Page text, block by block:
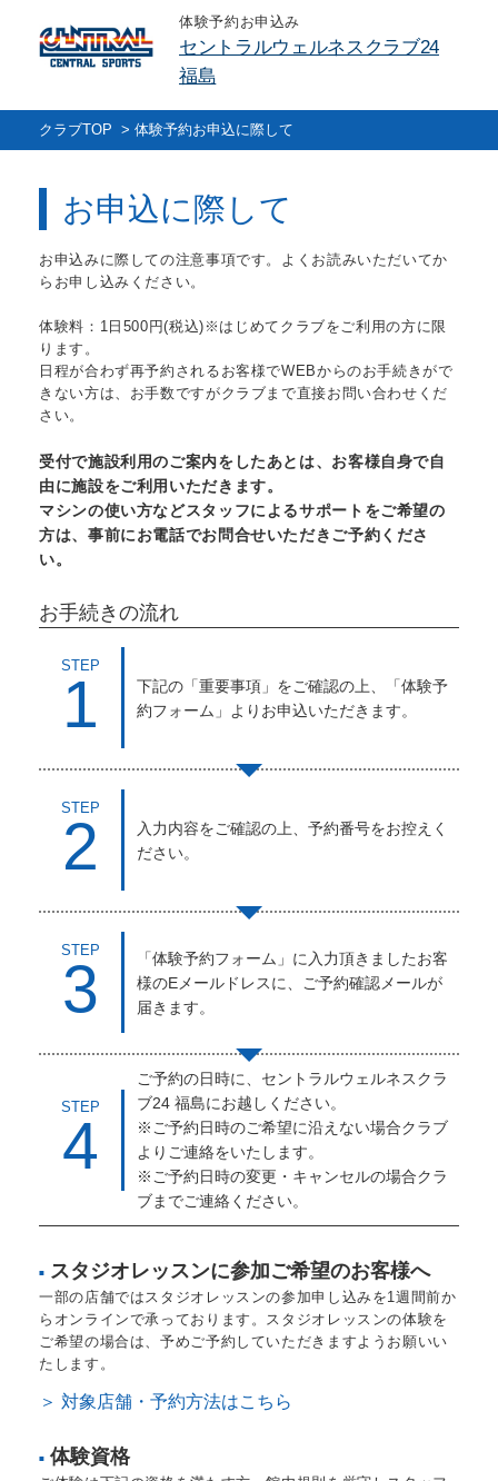
体験予約お申込み
セントラルウェルネスクラブ24
福島
クラブTOP > 体験予約お申込に際して
お申込に際して
お申込みに際しての注意事項です。よくお読みいただいてか
らお申し込みください。
体験料：1日500円(税込)※はじめてクラブをご利用の方に限
ります。
日程が合わず再予約されるお客様でWEBからのお手続きがで
きない方は、お手数ですがクラブまで直接お問い合わせくだ
さい。
受付で施設利用のご案内をしたあとは、お客様自身で自
由に施設をご利用いただきます。
マシンの使い方などスタッフによるサポートをご希望の
方は、事前にお電話でお問合せいただきご予約くださ
い。
お手続きの流れ
STEP
1
下記の「重要事項」をご確認の上、「体験予
約フォーム」よりお申込いただきます。
STEP
2
入力内容をご確認の上、予約番号をお控えく
ださい。
STEP
3
「体験予約フォーム」に入力頂きましたお客
様のEメールドレスに、ご予約確認メールが
届きます。
STEP
4
ご予約の日時に、セントラルウェルネスクラ
ブ24 福島にお越しください。
※ご予約日時のご希望に沿えない場合クラブ
よりご連絡をいたします。
※ご予約日時の変更・キャンセルの場合クラ
ブまでご連絡ください。
■ スタジオレッスンに参加ご希望のお客様へ
一部の店舗ではスタジオレッスンの参加申し込みを1週間前か
らオンラインで承っております。スタジオレッスンの体験を
ご希望の場合は、予めご予約していただきますようお願いい
たします。
＞ 対象店舗・予約方法はこちら
■ 体験資格